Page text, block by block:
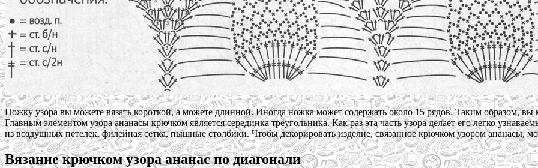
Ножку узора вы можете вязать короткой, а можете длинной. Иногда ножка может содержать около 15 рядов. Таким образом,
Главным элементом узора ананасы крючком является серединка треугольника. Как раз эта часть узора делает его легко
из воздушных петелек, филейная сетка, пышные столбики. Чтобы декорировать изделие, связанное крючком узором ананасы,
Вязание крючком узора ананас по диагонали